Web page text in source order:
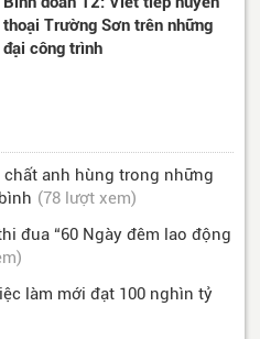
thoại Trường Sơn trên những
đại công trình
anh hùng trong những
(78 lượt xem)
đua “60 Ngày đêm lao động
làm mới đạt 100 nghìn tỷ